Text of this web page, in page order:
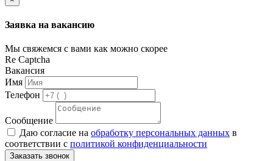
Заявка на вакансию
Мы свяжемся с вами как можно скорее
Re Captcha
Вакансия
Имя
Телефон
Сообщение
Даю согласие на обработку персональных данных в
соответствии с политикой конфиденциальности
Заказать звонок